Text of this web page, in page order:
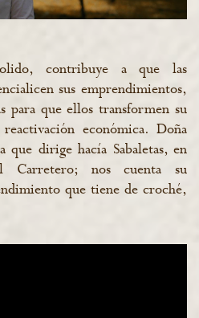
contribuye a que las
sus emprendimientos,
para que ellos transformen su
económica. Doña
que dirige hacía Sabaletas, en
Carretero; nos cuenta su
que tiene de croché,